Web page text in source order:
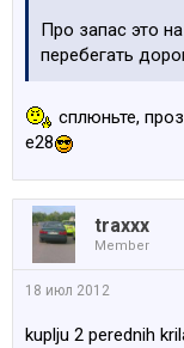
Про запас это
перебегать
сплюньте,
е28
traxxx
Member
18 июл 2012
kuplju 2 perednih